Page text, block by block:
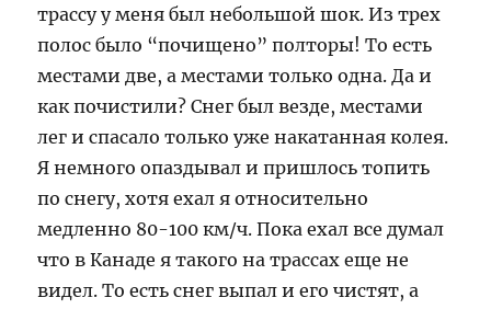
трассу у меня был небольшой шок. Из трех
полос было “почищено” полторы! То есть
местами две, а местами только одна. Да и
как почистили? Снег был везде, местами
лег и спасало только уже накатанная колея.
Я немного опаздывал и пришлось топить
по снегу, хотя ехал я относительно
медленно 80-100 км/ч. Пока ехал все думал
что в Канаде я такого на трассах еще не
видел. То есть снег выпал и его чистят, а